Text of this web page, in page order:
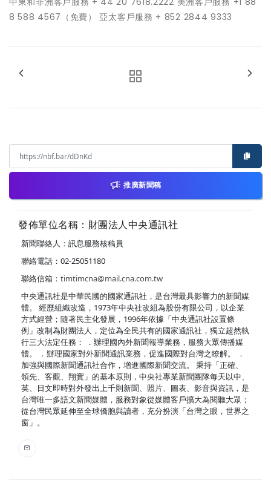
8 588 4567（免費） 亞太客戶服務 + 852 2844 9333
推廣新聞稿
發佈單位名稱：財團法人中央通訊社
新聞聯絡人：訊息服務核稿員
聯絡電話：02-25051180
聯絡信箱： timtimcna@mail.cna.com.tw
中央通訊社是中華民國的國家通訊社，是台灣最具影響力的新聞媒
體。 經歷組織改造，1973年中央社改組為股份有限公司，以企業
方式經營；隨著民主化發展，1996年依據「中央通訊社設置條
例」改制為財團法人，定位為全民共有的國家通訊社，獨立超然執
行三大法定任務： ．辦理國內外新聞報導業務，服務大眾傳播媒
體。 ．辦理國家對外新聞通訊業務，促進國際對台灣之瞭解。 ．
加強與國際新聞通訊社合作，增進國際新聞交流。 秉持「正確、
領先、客觀、翔實」的基本原則，中央社專業新聞團隊每天以中、
英、日文即時對外發出上千則新聞、照片、圖表、影音與資訊，是
台灣唯一多語文新聞媒體，服務對象從媒體客戶擴大為閱聽大眾；
從台灣民眾延伸至全球僑胞與讀者，充分扮演「台灣之眼，世界之
窗」。